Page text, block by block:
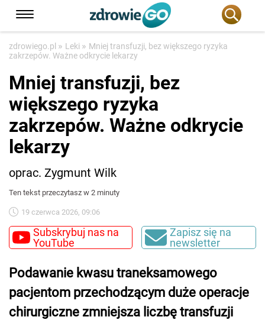
zdrowiego.pl » Leki » Mniej transfuzji, bez większego ryzyka
zakrzepów. Ważne odkrycie lekarzy
Mniej transfuzji, bez
większego ryzyka
zakrzepów. Ważne odkrycie
lekarzy
oprac. Zygmunt Wilk
Ten tekst przeczytasz w 2 minuty
19 czerwca 2026, 09:06
Subskrybuj nas na
YouTube
Zapisz się na
newsletter
Podawanie kwasu traneksamowego
pacjentom przechodzącym duże operacje
chirurgiczne zmniejsza liczbę transfuzji